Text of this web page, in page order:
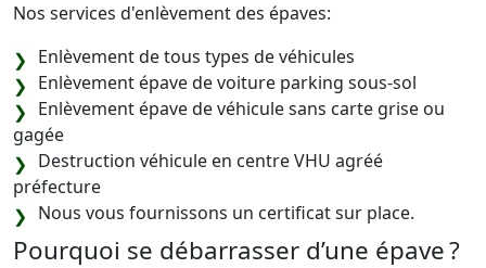
Nos services d'enlèvement des épaves:
Enlèvement de tous types de véhicules
Enlèvement épave de voiture parking sous-sol
Enlèvement épave de véhicule sans carte grise ou
gagée
Destruction véhicule en centre VHU agréé
préfecture
Nous vous fournissons un certificat sur place.
Pourquoi se débarrasser d’une épave ?